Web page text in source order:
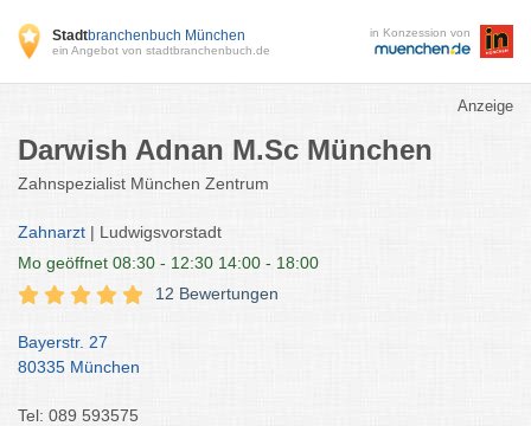
Stadtbranchenbuch München
ein Angebot von stadtbranchenbuch.de
in Konzession von
Anzeige
Darwish Adnan M.Sc München
Zahnspezialist München Zentrum
Zahnarzt | Ludwigsvorstadt
Mo geöffnet 08:30 - 12:30 14:00 - 18:00
12 Bewertungen
Bayerstr. 27
80335 München
Tel: 089 593575